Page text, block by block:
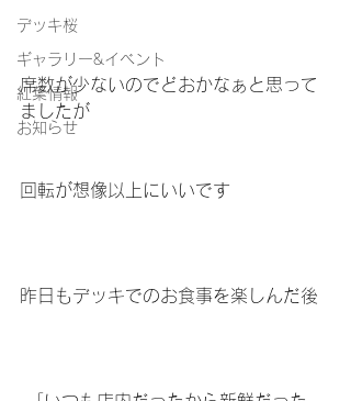
デッキ桜
ギャラリー&イベント
紅葉情報
お知らせ
席数が少ないのでどおかなぁと思って
ましたが
回転が想像以上にいいです
昨日もデッキでのお食事を楽しんだ後